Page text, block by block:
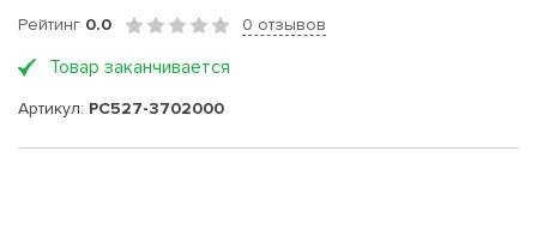
Рейтинг 0.0 0 отзывов
Товар заканчивается
Артикул: РС527-3702000